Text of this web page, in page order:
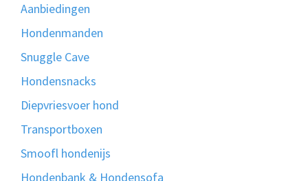
Aanbiedingen
Hondenmanden
Snuggle Cave
Hondensnacks
Diepvriesvoer hond
Transportboxen
Smoofl hondenijs
Hondenbank & Hondensofa